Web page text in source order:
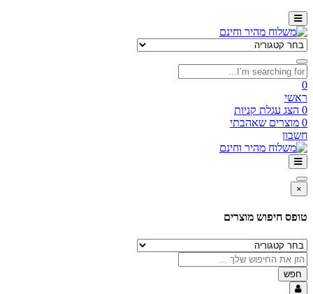
0
ראשי
0 הצג עגלת קניות
0 מוצרים שאהבתי
חשבון
×
טופס חיפוש מוצרים
חפש